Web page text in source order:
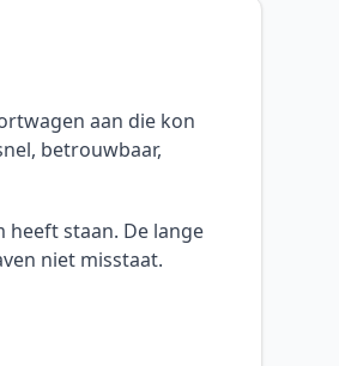
aan die kon
betrouwbaar,
heeft staan. De lange
niet misstaat.